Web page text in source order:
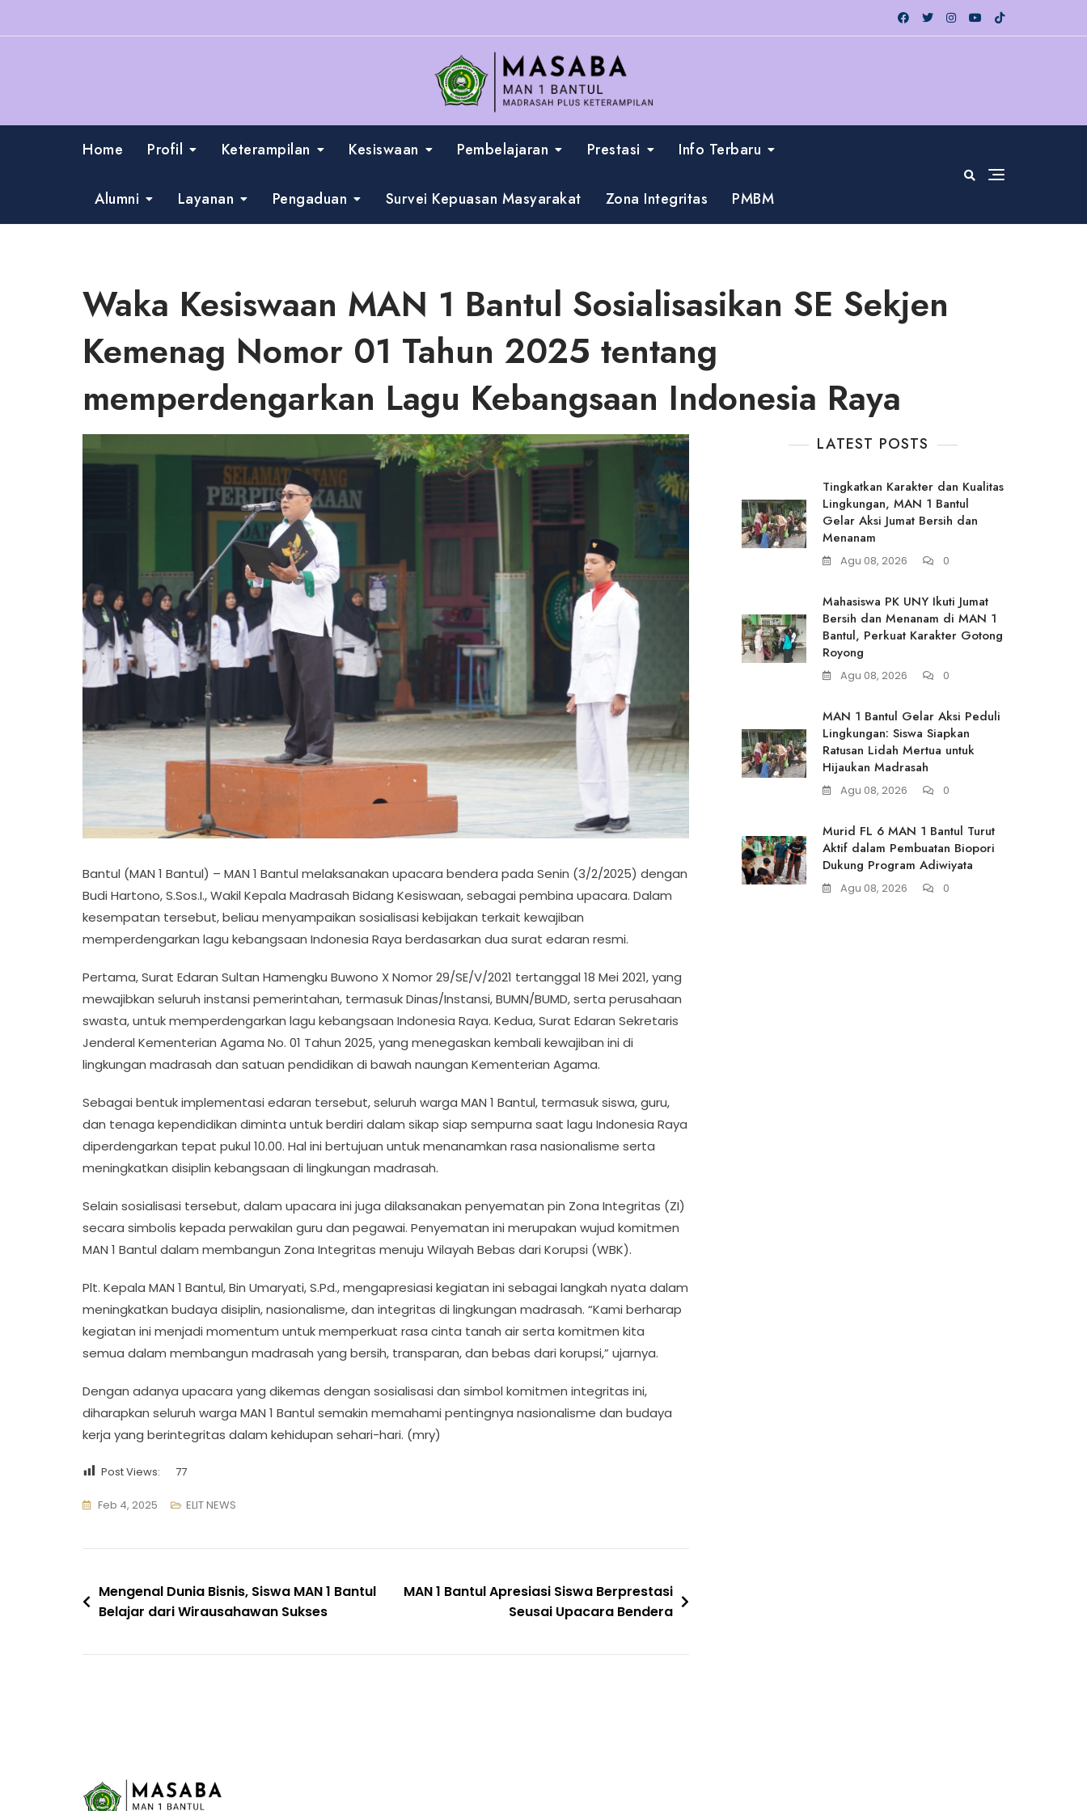
Home Profil Keterampilan Kesiswaan Pembelajaran Prestasi Info Terbaru
Alumni Layanan Pengaduan Survei Kepuasan Masyarakat Zona Integritas PMBM
Waka Kesiswaan MAN 1 Bantul Sosialisasikan SE Sekjen
Kemenag Nomor 01 Tahun 2025 tentang
memperdengarkan Lagu Kebangsaan Indonesia Raya
Bantul (MAN 1 Bantul) – MAN 1 Bantul melaksanakan upacara bendera pada Senin (3/2/2025) dengan
Budi Hartono, S.Sos.I., Wakil Kepala Madrasah Bidang Kesiswaan, sebagai pembina upacara. Dalam
kesempatan tersebut, beliau menyampaikan sosialisasi kebijakan terkait kewajiban
memperdengarkan lagu kebangsaan Indonesia Raya berdasarkan dua surat edaran resmi.
Pertama, Surat Edaran Sultan Hamengku Buwono X Nomor 29/SE/V/2021 tertanggal 18 Mei 2021, yang
mewajibkan seluruh instansi pemerintahan, termasuk Dinas/Instansi, BUMN/BUMD, serta perusahaan
swasta, untuk memperdengarkan lagu kebangsaan Indonesia Raya. Kedua, Surat Edaran Sekretaris
Jenderal Kementerian Agama No. 01 Tahun 2025, yang menegaskan kembali kewajiban ini di
lingkungan madrasah dan satuan pendidikan di bawah naungan Kementerian Agama.
Sebagai bentuk implementasi edaran tersebut, seluruh warga MAN 1 Bantul, termasuk siswa, guru,
dan tenaga kependidikan diminta untuk berdiri dalam sikap siap sempurna saat lagu Indonesia Raya
diperdengarkan tepat pukul 10.00. Hal ini bertujuan untuk menanamkan rasa nasionalisme serta
meningkatkan disiplin kebangsaan di lingkungan madrasah.
Selain sosialisasi tersebut, dalam upacara ini juga dilaksanakan penyematan pin Zona Integritas (ZI)
secara simbolis kepada perwakilan guru dan pegawai. Penyematan ini merupakan wujud komitmen
MAN 1 Bantul dalam membangun Zona Integritas menuju Wilayah Bebas dari Korupsi (WBK).
Plt. Kepala MAN 1 Bantul, Bin Umaryati, S.Pd., mengapresiasi kegiatan ini sebagai langkah nyata dalam
meningkatkan budaya disiplin, nasionalisme, dan integritas di lingkungan madrasah. “Kami berharap
kegiatan ini menjadi momentum untuk memperkuat rasa cinta tanah air serta komitmen kita
semua dalam membangun madrasah yang bersih, transparan, dan bebas dari korupsi,” ujarnya.
Dengan adanya upacara yang dikemas dengan sosialisasi dan simbol komitmen integritas ini,
diharapkan seluruh warga MAN 1 Bantul semakin memahami pentingnya nasionalisme dan budaya
kerja yang berintegritas dalam kehidupan sehari-hari. (mry)
Post Views: 77
Feb 4, 2025 ELIT NEWS
Navigasi
pos
Mengenal Dunia Bisnis, Siswa MAN 1 Bantul
Belajar dari Wirausahawan Sukses
MAN 1 Bantul Apresiasi Siswa Berprestasi
Seusai Upacara Bendera
LATEST POSTS
Tingkatkan Karakter dan Kualitas
Lingkungan, MAN 1 Bantul
Gelar Aksi Jumat Bersih dan
Menanam
Agu 08, 2026 0
Mahasiswa PK UNY Ikuti Jumat
Bersih dan Menanam di MAN 1
Bantul, Perkuat Karakter Gotong
Royong
Agu 08, 2026 0
MAN 1 Bantul Gelar Aksi Peduli
Lingkungan: Siswa Siapkan
Ratusan Lidah Mertua untuk
Hijaukan Madrasah
Agu 08, 2026 0
Murid FL 6 MAN 1 Bantul Turut
Aktif dalam Pembuatan Biopori
Dukung Program Adiwiyata
Agu 08, 2026 0